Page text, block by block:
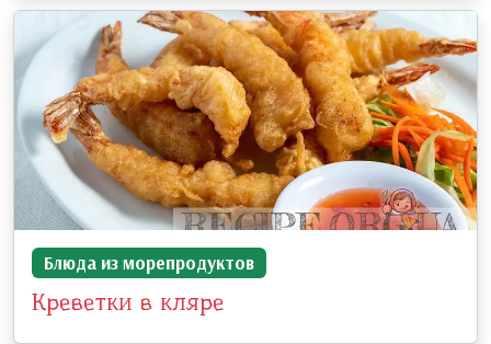
Блюда из морепродуктов
Креветки в кляре